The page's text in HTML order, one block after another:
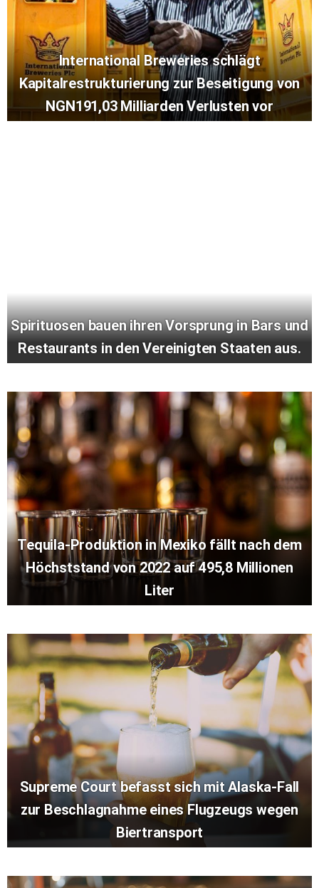
International Breweries schlägt
Kapitalrestrukturierung zur Beseitigung von
NGN191,03 Milliarden Verlusten vor
Spirituosen bauen ihren Vorsprung in Bars und
Restaurants in den Vereinigten Staaten aus.
Tequila-Produktion in Mexiko fällt nach dem
Höchststand von 2022 auf 495,8 Millionen
Liter
Supreme Court befasst sich mit Alaska-Fall
zur Beschlagnahme eines Flugzeugs wegen
Biertransport